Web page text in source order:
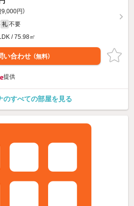
9,000円）
礼 不要
/ 75.98㎡
い合わせ （無料）
提供
のすべての部屋を見る